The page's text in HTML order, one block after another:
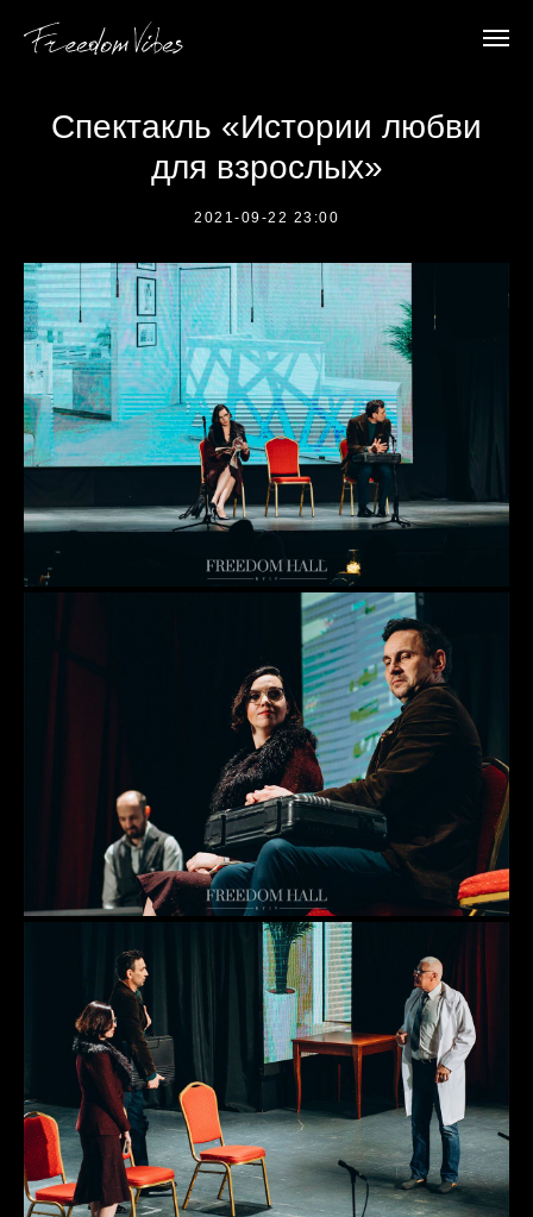
Спектакль «Истории любви
для взрослых»
2021-09-22 23:00